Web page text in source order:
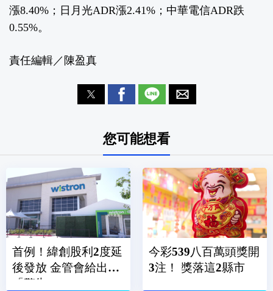
漲8.40%；日月光ADR漲2.41%；中華電信ADR跌
0.55%。
責任編輯／陳盈真
您可能想看
首例！緯創股利2度延
後發放 金管會給出
「警告」
今彩539八百萬頭獎開
3注！ 獎落這2縣市